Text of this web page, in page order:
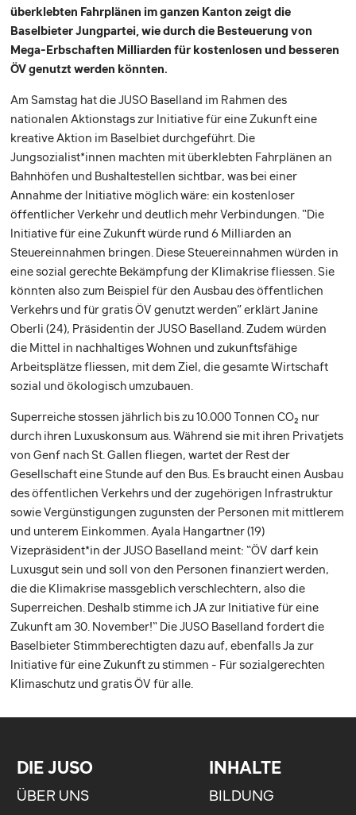
überklebten Fahrplänen im ganzen Kanton zeigt die
Baselbieter Jungpartei, wie durch die Besteuerung von
Mega-Erbschaften Milliarden für kostenlosen und besseren
ÖV genutzt werden könnten.
Am Samstag hat die JUSO Baselland im Rahmen des
nationalen Aktionstags zur Initiative für eine Zukunft eine
kreative Aktion im Baselbiet durchgeführt. Die
Jungsozialist*innen machten mit überklebten Fahrplänen an
Bahnhöfen und Bushaltestellen sichtbar, was bei einer
Annahme der Initiative möglich wäre: ein kostenloser
öffentlicher Verkehr und deutlich mehr Verbindungen. “Die
Initiative für eine Zukunft würde rund 6 Milliarden an
Steuereinnahmen bringen. Diese Steuereinnahmen würden in
eine sozial gerechte Bekämpfung der Klimakrise fliessen. Sie
könnten also zum Beispiel für den Ausbau des öffentlichen
Verkehrs und für gratis ÖV genutzt werden” erklärt Janine
Oberli (24), Präsidentin der JUSO Baselland. Zudem würden
die Mittel in nachhaltiges Wohnen und zukunftsfähige
Arbeitsplätze fliessen, mit dem Ziel, die gesamte Wirtschaft
sozial und ökologisch umzubauen.
Superreiche stossen jährlich bis zu 10.000 Tonnen CO2 nur
durch ihren Luxuskonsum aus. Während sie mit ihren Privatjets
von Genf nach St. Gallen fliegen, wartet der Rest der
Gesellschaft eine Stunde auf den Bus. Es braucht einen Ausbau
des öffentlichen Verkehrs und der zugehörigen Infrastruktur
sowie Vergünstigungen zugunsten der Personen mit mittlerem
und unterem Einkommen. Ayala Hangartner (19)
Vizepräsident*in der JUSO Baselland meint: “ÖV darf kein
Luxusgut sein und soll von den Personen finanziert werden,
die die Klimakrise massgeblich verschlechtern, also die
Superreichen. Deshalb stimme ich JA zur Initiative für eine
Zukunft am 30. November!“ Die JUSO Baselland fordert die
Baselbieter Stimmberechtigten dazu auf, ebenfalls Ja zur
Initiative für eine Zukunft zu stimmen - Für sozialgerechten
Klimaschutz und gratis ÖV für alle.
DIE JUSO
ÜBER UNS
INHALTE
BILDUNG